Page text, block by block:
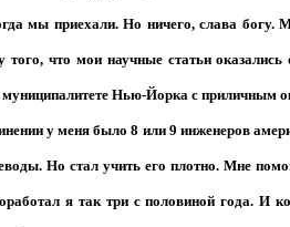
мы приехали. Но ничего, слава богу.
того, что мои научные статьи
Нью-Йорка с приличным
у меня было 8 или 9 инженеров
Но стал учить его плотно. Мне
я так три с половиной года. И